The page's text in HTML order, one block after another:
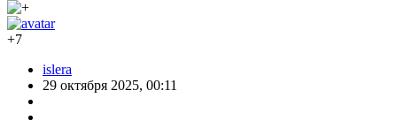
+7
islera
29 октября 2025, 00:11